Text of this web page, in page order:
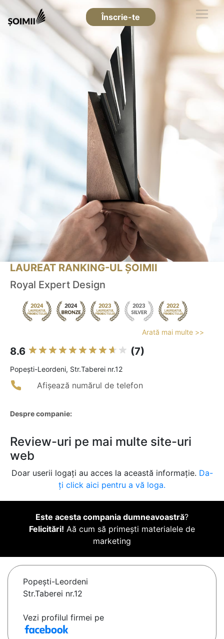
Înscrie-te
LAUREAT RANKING-UL ȘOIMII
Royal Expert Design
Arată mai multe >>
8.6 (7)
Popeşti-Leordeni, Str.Taberei nr.12
Afișează numărul de telefon
Despre companie:
Review-uri pe mai multe site-uri
web
Doar userii logați au acces la această informație. Da-
ți click aici pentru a vă loga.
Este acesta compania dumneavoastră?
Felicitări! Aă cum să primești materialele de
marketing
Popeşti-Leordeni
Str.Taberei nr.12
Vezi profilul firmei pe